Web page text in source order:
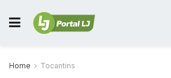
Home Tocantins